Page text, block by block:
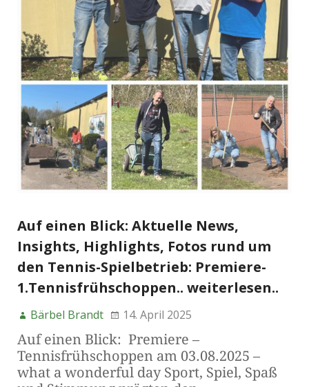
Auf einen Blick: Aktuelle News,
Insights, Highlights, Fotos rund um
den Tennis-Spielbetrieb: Premiere-
1.Tennisfrühschoppen.. weiterlesen..
Bärbel Brandt 14. April 2025
Auf einen Blick: Premiere –
Tennisfrühschoppen am 03.08.2025 –
what a wonderful day Sport, Spiel, Spaß